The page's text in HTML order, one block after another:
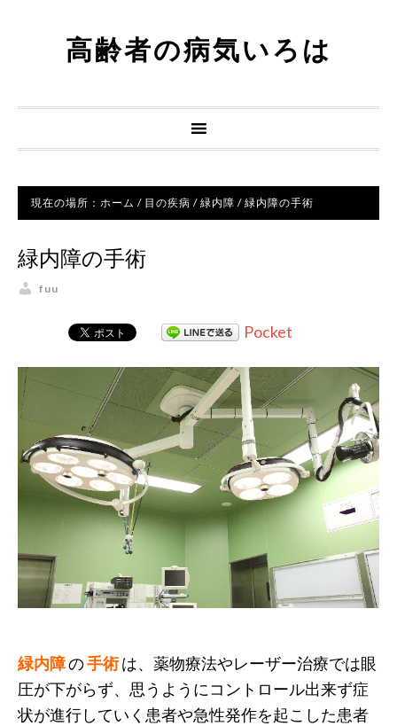
高齢者の病気いろは
現在の場所： ホーム / 目の疾病 / 緑内障 / 緑内障の手術
緑内障の手術
fuu
Pocket
緑内障の手術は、薬物療法やレーザー治療では眼
圧が下がらず、思うようにコントロール出来ず症
状が進行していく患者や急性発作を起こした患者